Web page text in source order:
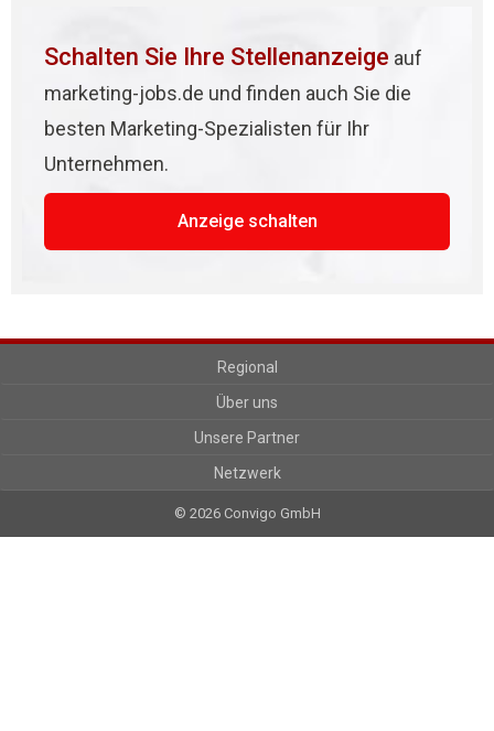
Schalten Sie Ihre Stellenanzeige auf
marketing-jobs.de und finden auch Sie die
besten Marketing-Spezialisten für Ihr
Unternehmen.
Anzeige schalten
Regional
Über uns
Unsere Partner
Netzwerk
© 2026 Convigo GmbH